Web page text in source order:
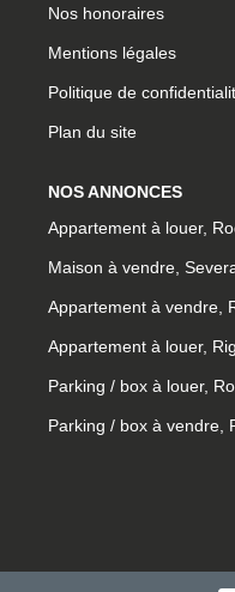
Nos honoraires
Mentions légales
Politique de
Plan du site
NOS ANNONCES
Appartement à louer,
Maison à vendre,
Appartement à vendre,
Appartement à louer,
Parking / box à louer,
Parking / box à vendre,